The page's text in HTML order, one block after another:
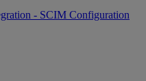
- SCIM Configuration